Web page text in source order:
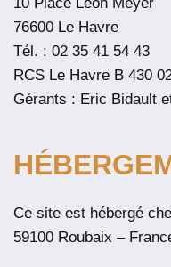
76600 Le Havre
Tél. : 02 35 41 54 43
RCS Le Havre B 430
Gérants : Eric Bidault
Ce site est hébergé
59100 Roubaix –